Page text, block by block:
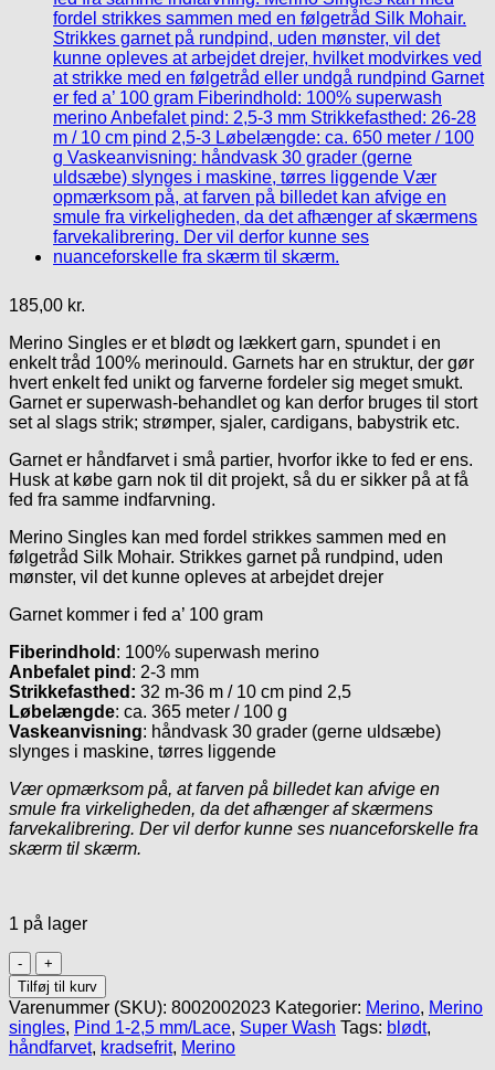
185,00 kr.
Merino Singles er et blødt og lækkert garn, spundet i en
enkelt tråd 100% merinould. Garnets har en struktur, der gør
hvert enkelt fed unikt og farverne fordeler sig meget smukt.
Garnet er superwash-behandlet og kan derfor bruges til stort
set al slags strik; strømper, sjaler, cardigans, babystrik etc.
Garnet er håndfarvet i små partier, hvorfor ikke to fed er ens.
Husk at købe garn nok til dit projekt, så du er sikker på at få
fed fra samme indfarvning.
Merino Singles kan med fordel strikkes sammen med en
følgetråd Silk Mohair. Strikkes garnet på rundpind, uden
mønster, vil det kunne opleves at arbejdet drejer
Garnet kommer i fed a’ 100 gram
Fiberindhold : 100% superwash merino
Anbefalet pind : 2-3 mm
Strikkefasthed: 32 m-36 m / 10 cm pind 2,5
Løbelængde: ca. 365 meter / 100 g
Vaskeanvisning: håndvask 30 grader (gerne uldsæbe)
slynges i maskine, tørres liggende
Vær opmærksom på, at farven på billedet kan afvige en
smule fra virkeligheden, da det afhænger af skærmens
farvekalibrering. Der vil derfor kunne ses nuanceforskelle fra
skærm til skærm.
1 på lager
Merino
Single
SW
Lace
650,
'Fasan'
Tilføj til kurv
Varenummer (SKU): 8002002023 Kategorier: Merino, Merino
singles, Pind 1-2,5 mm/Lace, Super Wash Tags: blødt,
håndfarvet, kradsefrit, Merino